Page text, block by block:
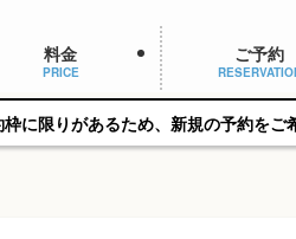
料金
PRICE
ご予約
、新規の予約をご希望の方はお早め